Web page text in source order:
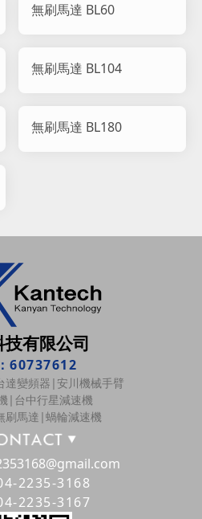
無刷馬達 BL60
無刷馬達 BL104
無刷馬達 BL180
技有限公司
60737612
達變頻器|安川機械手臂
|台中行星減速機
刷馬達|蝸輪減速機
2235-3168
2235-3167